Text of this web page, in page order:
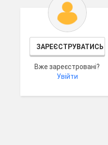
ЗАРЕЄСТРУВАТИСЬ
Вже зареєстровані?
Увійти